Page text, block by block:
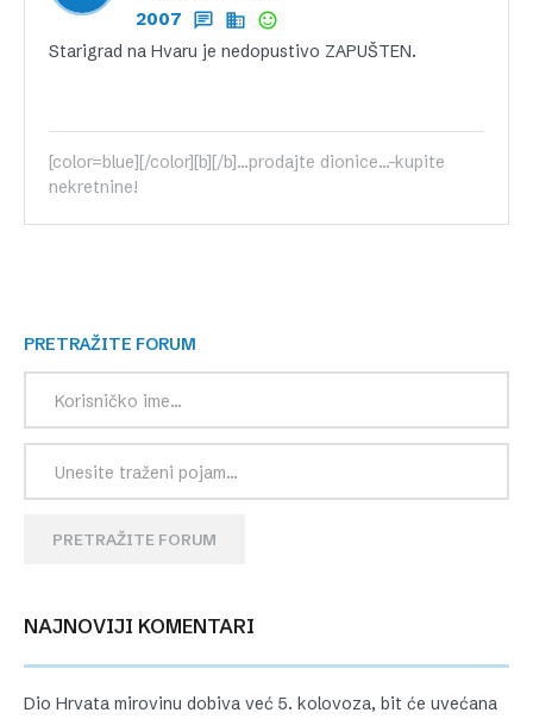
2007
Starigrad na Hvaru je nedopustivo ZAPUŠTEN.
[color=blue][/color][b][/b]...prodajte dionice...-kupite
nekretnine!
PRETRAŽITE FORUM
PRETRAŽITE FORUM
NAJNOVIJI KOMENTARI
Dio Hrvata mirovinu dobiva već 5. kolovoza, bit će uvećana